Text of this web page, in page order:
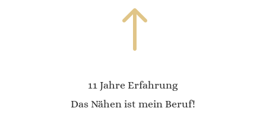
!
11 Jahre Erfahrung
Das Nähen ist mein Beruf!